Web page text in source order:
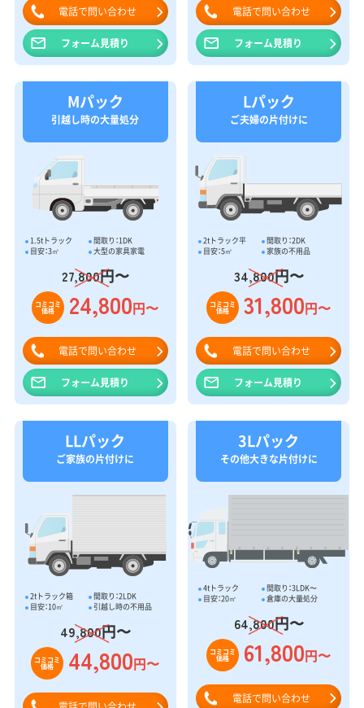
電話で問い合わせ
フォーム見積り
電話で問い合わせ
フォーム見積り
Mパック
引越し時の大量処分
1.5tトラック
間取り：1DK
目安：3㎥
大型の家具家電
27,800円〜
コミコミ
価格 24,800円〜
電話で問い合わせ
フォーム見積り
Lパック
ご夫婦の片付けに
2tトラック平
間取り：2DK
目安：5㎥
家族の不用品
34,800円〜
コミコミ
価格 31,800円〜
電話で問い合わせ
フォーム見積り
LLパック
ご家族の片付けに
2tトラック箱
間取り：2LDK
目安：10㎥
引越し時の不用品
49,800円〜
コミコミ
価格 44,800円〜
3Lパック
その他大きな片付けに
4tトラック
間取り：3LDK〜
目安：20㎥
倉庫の大量処分
64,800円〜
コミコミ
価格 61,800円〜
電話で問い合わせ